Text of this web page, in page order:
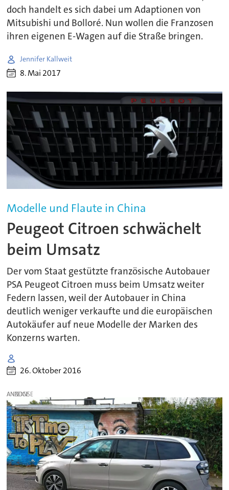
doch handelt es sich dabei um Adaptionen von
Mitsubishi und Bolloré. Nun wollen die Franzosen
ihren eigenen E-Wagen auf die Straße bringen.
Jennifer Kallweit
8. Mai 2017
Modelle und Flaute in China
Peugeot Citroen schwächelt
beim Umsatz
Der vom Staat gestützte französische Autobauer
PSA Peugeot Citroen muss beim Umsatz weiter
Federn lassen, weil der Autobauer in China
deutlich weniger verkaufte und die europäischen
Autokäufer auf neue Modelle der Marken des
Konzerns warten.
26. Oktober 2016
ANZEIGE